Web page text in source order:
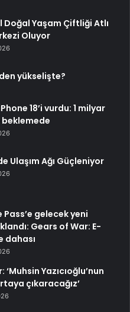
Doğal Yaşam Çiftliği Atlı
Oluyor
yükselişte?
18’i vurdu: 1 milyar
beklemede
Ulaşım Ağı Güçleniyor
gelecek yeni
Gears of War: E-
dahası
‘Muhsin Yazıcıoğlu’nun
çıkaracağız’